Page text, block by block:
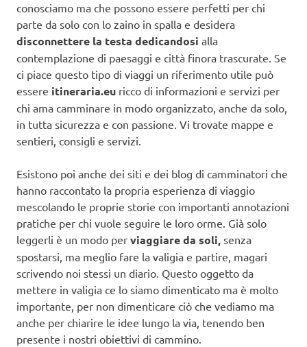
conosciamo ma che possono essere perfetti per chi
parte da solo con lo zaino in spalla e desidera
disconnettere la testa dedicandosi alla
contemplazione di paesaggi e città finora trascurate. Se
ci piace questo tipo di viaggi un riferimento utile può
essere itineraria.eu ricco di informazioni e servizi per
chi ama camminare in modo organizzato, anche da solo,
in tutta sicurezza e con passione. Vi trovate mappe e
sentieri, consigli e servizi.
Esistono poi anche dei siti e dei blog di camminatori che
hanno raccontato la propria esperienza di viaggio
mescolando le proprie storie con importanti annotazioni
pratiche per chi vuole seguire le loro orme. Già solo
leggerli è un modo per viaggiare da soli, senza
spostarsi, ma meglio fare la valigia e partire, magari
scrivendo noi stessi un diario. Questo oggetto da
mettere in valigia ce lo siamo dimenticato ma è molto
importante, per non dimenticare ciò che vediamo ma
anche per chiarire le idee lungo la via, tenendo ben
presente i nostri obiettivi di cammino.